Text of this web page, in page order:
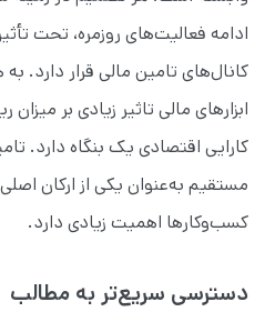
ادامه فعالیت‌های روزمره، تحت
کانال‌های تامین مالی قرار دارد.
ابزارهای مالی تاثیر زیادی بر
کارایی اقتصادی یک بنگاه دارد.
مستقیم به‌عنوان یکی از ارکان
کسب‌وکارها اهمیت زیادی دارد.
دسترسی سریع‌تر به مطالب